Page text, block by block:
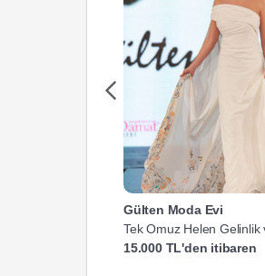
Gülten Moda Evi
Tek Omuz Helen Gelinlik
Nakışlı Pelerin
15.000 TL'den itibaren